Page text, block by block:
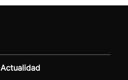
Actualidad